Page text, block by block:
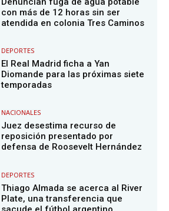
con más de 12 horas sin ser
atendida en colonia Tres Caminos
DEPORTES
El Real Madrid ficha a Yan
Diomande para las próximas siete
temporadas
NACIONALES
Juez desestima recurso de
reposición presentado por
defensa de Roosevelt Hernández
DEPORTES
Thiago Almada se acerca al River
Plate, una transferencia que